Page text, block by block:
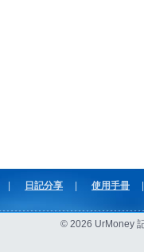
日記分享 使用手冊
© 2026 UrMoney